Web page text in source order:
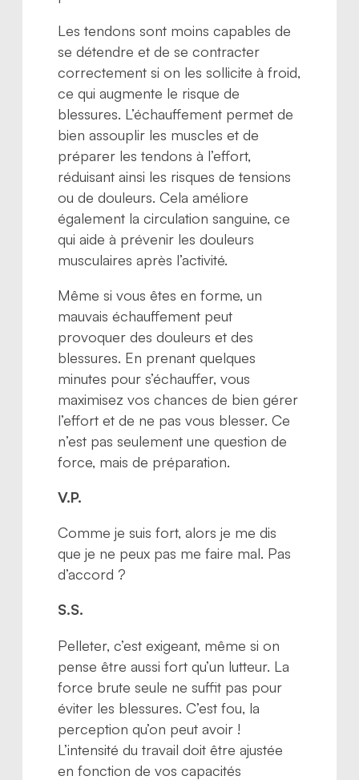
Les tendons sont moins capables de
se détendre et de se contracter
correctement si on les sollicite à froid,
ce qui augmente le risque de
blessures. L’échauffement permet de
bien assouplir les muscles et de
préparer les tendons à l’effort,
réduisant ainsi les risques de tensions
ou de douleurs. Cela améliore
également la circulation sanguine, ce
qui aide à prévenir les douleurs
musculaires après l’activité.
Même si vous êtes en forme, un
mauvais échauffement peut
provoquer des douleurs et des
blessures. En prenant quelques
minutes pour s’échauffer, vous
maximisez vos chances de bien gérer
l’effort et de ne pas vous blesser. Ce
n’est pas seulement une question de
force, mais de préparation.
V.P.
Comme je suis fort, alors je me dis
que je ne peux pas me faire mal. Pas
d’accord ?
S.S.
Pelleter, c’est exigeant, même si on
pense être aussi fort qu’un lutteur. La
force brute seule ne suffit pas pour
éviter les blessures. C’est fou, la
perception qu’on peut avoir !
L’intensité du travail doit être ajustée
en fonction de vos capacités